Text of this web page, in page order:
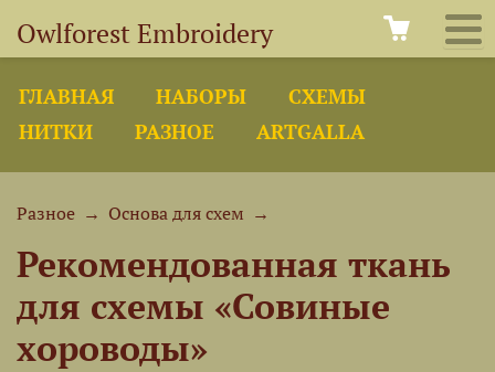
Owlforest Embroidery
ГЛАВНАЯ НАБОРЫ
СХЕМЫ
НИТКИ
РАЗНОЕ ARTGALLA
Разное → Основа для схем →
Рекомендованная ткань
для схемы «Совиные
хороводы»